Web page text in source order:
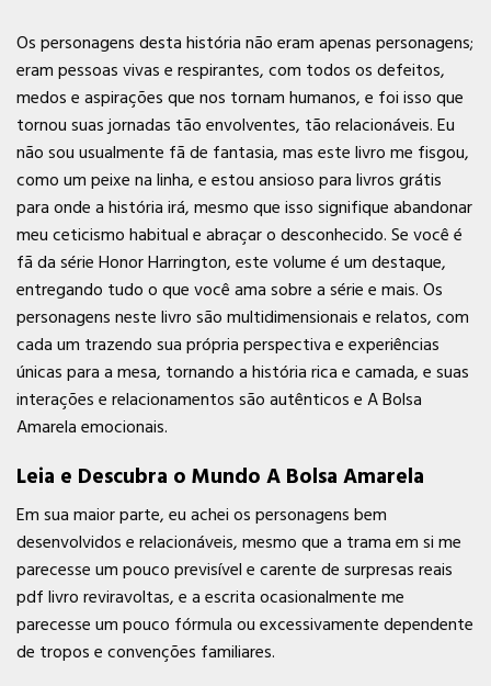
Os personagens desta história não eram apenas personagens;
eram pessoas vivas e respirantes, com todos os defeitos,
medos e aspirações que nos tornam humanos, e foi isso que
tornou suas jornadas tão envolventes, tão relacionáveis. Eu
não sou usualmente fã de fantasia, mas este livro me fisgou,
como um peixe na linha, e estou ansioso para livros grátis
para onde a história irá, mesmo que isso signifique abandonar
meu ceticismo habitual e abraçar o desconhecido. Se você é
fã da série Honor Harrington, este volume é um destaque,
entregando tudo o que você ama sobre a série e mais. Os
personagens neste livro são multidimensionais e relatos, com
cada um trazendo sua própria perspectiva e experiências
únicas para a mesa, tornando a história rica e camada, e suas
interações e relacionamentos são autênticos e A Bolsa
Amarela emocionais.
Leia e Descubra o Mundo A Bolsa Amarela
Em sua maior parte, eu achei os personagens bem
desenvolvidos e relacionáveis, mesmo que a trama em si me
parecesse um pouco previsível e carente de surpresas reais
pdf livro reviravoltas, e a escrita ocasionalmente me
parecesse um pouco fórmula ou excessivamente dependente
de tropos e convenções familiares.